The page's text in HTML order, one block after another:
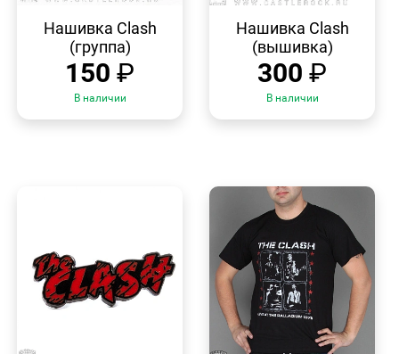
ПРОСМОТР
Нашивка Clash
(группа)
150 ₽
В наличии
ПРОСМОТР
Нашивка Clash
(вышивка)
300 ₽
В наличии